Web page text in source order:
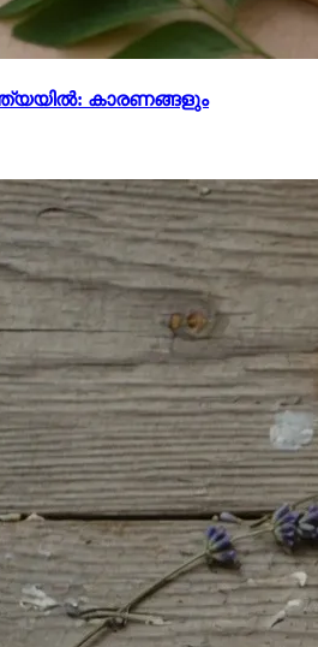
കാരണങ്ങളും